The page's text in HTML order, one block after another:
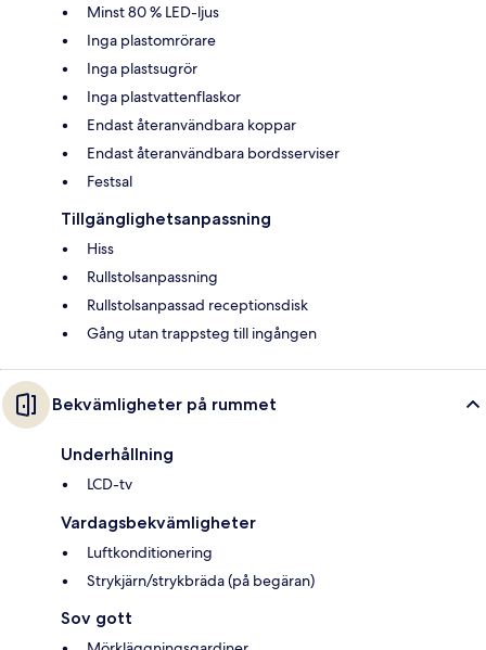
Minst 80 % LED-ljus
Inga plastomrörare
Inga plastsugrör
Inga plastvattenflaskor
Endast återanvändbara koppar
Endast återanvändbara bordsserviser
Festsal
Tillgänglighetsanpassning
Hiss
Rullstolsanpassning
Rullstolsanpassad receptionsdisk
Gång utan trappsteg till ingången
Bekvämligheter på rummet
Underhållning
LCD-tv
Vardagsbekvämligheter
Luftkonditionering
Strykjärn/strykbräda (på begäran)
Sov gott